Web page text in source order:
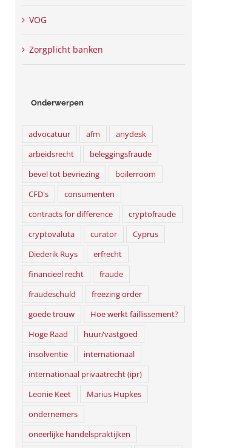
VOG
Zorgplicht banken
Onderwerpen
advocatuur afm
anydesk
arbeidsrecht
beleggingsfraude
bevel tot bevriezing
boilerroom
CFD's
consumenten
contracts for difference
cryptofraude
cryptovaluta
curator
Cyprus
Diederik Ruys
erfrecht
financieel recht
fraude
fraudeschuld
freezing order
goede trouw
Hoe werkt faillissement?
Hoge Raad
huur/vastgoed
insolventie
internationaal
internationaal privaatrecht (ipr)
Leonie Keet
Marius Hupkes
ondernemers
oneerlijke handelspraktijken